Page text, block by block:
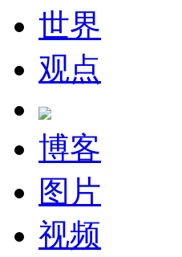
世界
观点
博客
图片
视频